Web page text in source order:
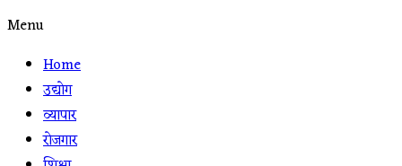
Menu
Home
उद्योग
व्यापार
रोजगार